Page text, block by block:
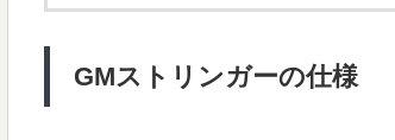
GMストリンガーの仕様